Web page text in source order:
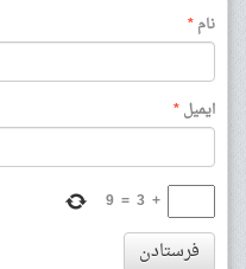
نام*
ایمیل*
+
3
=
9
فرستادن